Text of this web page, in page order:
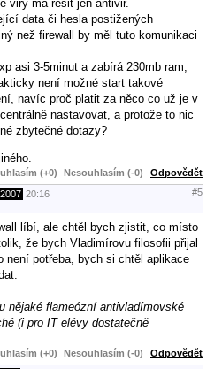
viry má řešit jen antivir.
data či hesla postižených
než firewall by měl tuto komunikaci
asi 3-5minut a zabírá 230mb ram,
není možné start takové
navíc proč platit za něco co už je v
nastavovat, a protože to nic
zbytečné dotazy?
(+0) Nesouhlasím (-0) Odpovědět
20:16 #5
líbí, ale chtěl bych zjistit, co místo
že bych Vladimírovu filosofii přijal
potřeba, bych si chtěl aplikace
nějaké flameózní antivladímovské
(i pro IT elévy dostatečně
(+0) Nesouhlasím (-0) Odpovědět